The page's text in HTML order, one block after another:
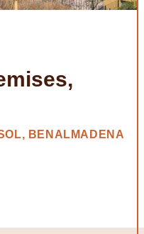
BENALMADENA